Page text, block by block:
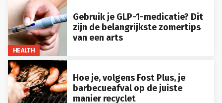
HEALTH
Gebruik je GLP-1-medicatie? Dit
zijn de belangrijkste zomertips
van een arts
Hoe je, volgens Fost Plus, je
barbecueafval op de juiste
manier recyclet